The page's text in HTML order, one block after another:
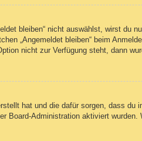
bleiben“ nicht auswählst, wirst
„Angemeldet bleiben“ beim
nicht zur Verfügung steht, dann
hat und die dafür sorgen, dass
Board-Administration aktiviert